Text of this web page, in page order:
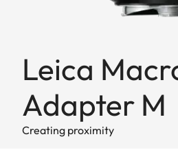
Leica
Adapter M
Creating proximity